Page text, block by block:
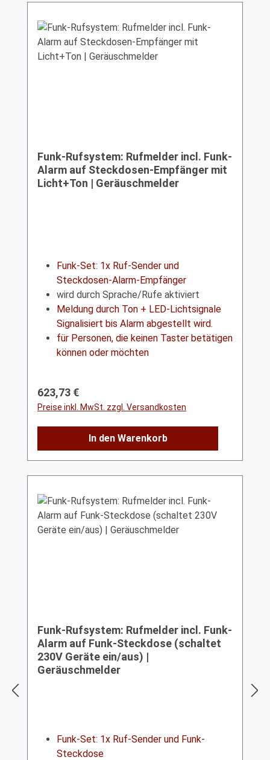
Funk-Rufsystem: Rufmelder incl. Funk-
Alarm auf Steckdosen-Empfänger mit
Licht+Ton | Geräuschmelder
Funk-Set: 1x Ruf-Sender und
Steckdosen-Alarm-Empfänger
wird durch Sprache/Rufe aktiviert
Meldung durch Ton + LED-Lichtsignale
Signalisiert bis Alarm abgestellt wird.
für Personen, die keinen Taster betätigen
können oder möchten
Regulärer Preis:
623,73 €
Preise inkl. MwSt. zzgl. Versandkosten
In den Warenkorb
Funk-Rufsystem: Rufmelder incl. Funk-
Alarm auf Funk-Steckdose (schaltet
230V Geräte ein/aus) |
Geräuschmelder
Funk-Set: 1x Ruf-Sender und Funk-
Steckdose